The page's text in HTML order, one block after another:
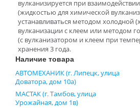
вулканизируется при
(жидкостью для химической
устанавливаться методом холодной
вулканизации с клеем или методом
(с вулканизатором и клеем при
хранения 3 года.
Наличие товара
АВТОМЕХАНИК (г. Липецк, улица
Доватора, дом 10а)
МАСТАК (г. Тамбов, улица
Урожайная, дом 1в)